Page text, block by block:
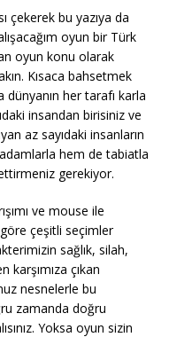
çekerek bu yazıya da
oyun bir Türk
oyun konu olarak
Kısaca bahsetmek
her tarafı karla
insandan birisiniz ve
az sayıdaki insanların
hem de tabiatla
gerekiyor.
ve mouse ile
göre çeşitli seçimler
sağlık, silah,
karşımıza çıkan
nesnelerle bu
zamanda doğru
Yoksa oyun sizin